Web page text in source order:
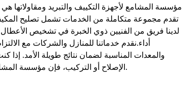
مؤسسة المشامع لأجهزة التكييف والتبريد
تقدم مجموعة متكاملة من الخدمات تشمل تصليح
لدينا فريق من الفنيين ذوي الخبرة في تشخيص
أداء.نقدم خدماتنا للمنازل والشركات مع
والمعدات المناسبة لضمان نتائج طويلة الأمد.
الإصلاح أو التركيب، فإن مؤسسة المشامع توفر لك الحلول المناسبة بأسلوب احترافي وخدمة سريعة.